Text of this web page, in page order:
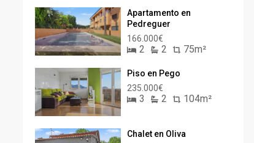
Apartamento en
Pedreguer
166.000€
2 2 75m²
Piso en Pego
235.000€
3 2 104m²
Chalet en Oliva